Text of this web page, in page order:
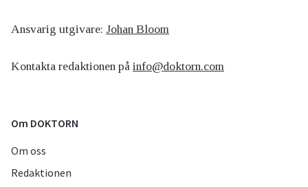
Ansvarig utgivare: Johan Bloom
Kontakta redaktionen på info@doktorn.com
Om DOKTORN
Om oss
Redaktionen